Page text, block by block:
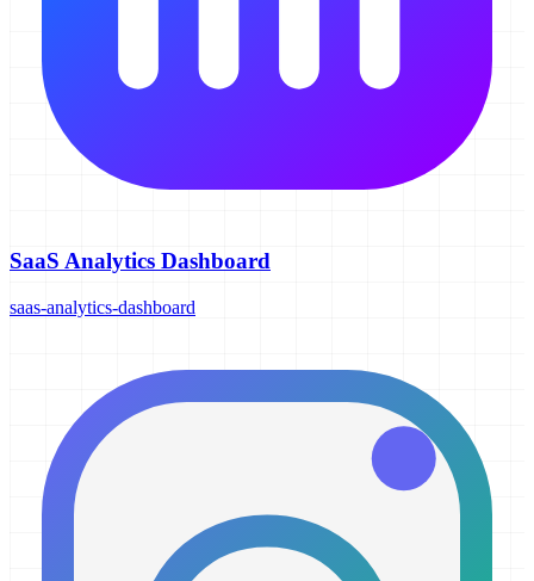
SaaS Analytics Dashboard
saas-analytics-dashboard